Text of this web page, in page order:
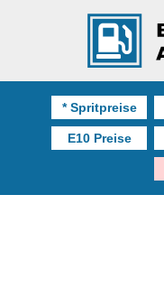
* Spritpreise
E10 Preise